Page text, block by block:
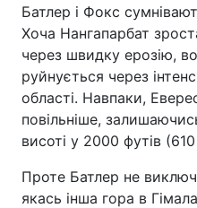
Батлер і Фокс
Хоча Нангапарбат
через швидку ерозію,
руйнується через
області. Навпаки,
повільніше,
висоті у 2000 футів
Проте Батлер не
якась інша гора в